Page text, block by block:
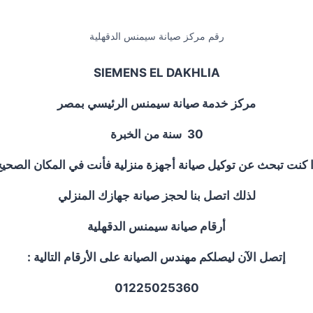
رقم مركز صيانة سيمنس الدقهلية
SIEMENS EL DAKHLIA
مركز خدمة صيانة سيمنس الرئيسي بمصر
30 سنة من الخبرة
كنت تبحث عن توكيل صيانة أجهزة منزلية فأنت في المكان
لذلك اتصل بنا لحجز صيانة جهازك المنزلي
أرقام صيانة سيمنس الدقهلية
إتصل الآن ليصلكم مهندس الصيانة على الأرقام التالية :
01225025360